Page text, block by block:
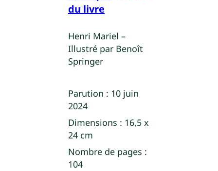
du livre
Henri Mariel –
Illustré par Benoît
Springer
Parution : 10 juin
2024
Dimensions : 16,5 x
24 cm
Nombre de pages :
104